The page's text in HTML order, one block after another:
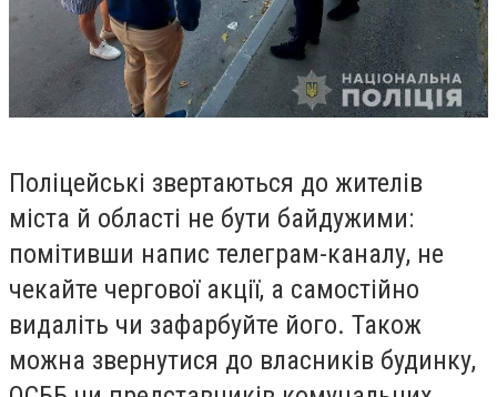
Поліцейські звертаються до жителів
міста й області не бути байдужими:
помітивши напис телеграм-каналу, не
чекайте чергової акції, а самостійно
видаліть чи зафарбуйте його. Також
можна звернутися до власників будинку,